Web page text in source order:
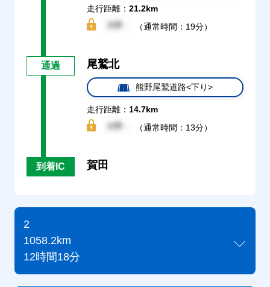
走行距離： 21.2km
（通常時間：19分）
通過 尾鷲北
熊野尾鷲道路<下り>
走行距離： 14.7km
（通常時間：13分）
到着IC 賀田
2
1058.2km
12時間18分